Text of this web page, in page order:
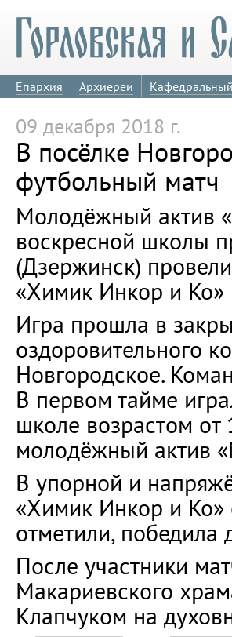
Епархия Архиереи
09 декабря 2018 г.
В посёлке
футбольный матч
Молодёжный актив
воскресной школы
(Дзержинск) провели
«Химик Инкор и Ко»
Игра прошла в
оздоровительного
Новгородское.
В первом тайме
школе возрастом
молодёжный актив
В упорной и
«Химик Инкор и Ко»
отметили, победила
После участники
Макариевского
Клапчуком на